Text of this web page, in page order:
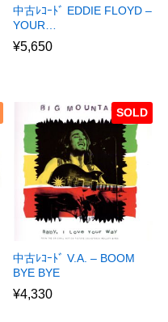
中古ﾚｺｰﾄﾞ EDDIE FLOYD –
YOUR…
¥5,650
SOLD
中古ﾚｺｰﾄﾞ V.A. – BOOM
BYE BYE
¥4,330